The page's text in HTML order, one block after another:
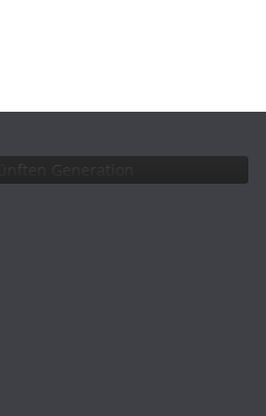
fünften Generation